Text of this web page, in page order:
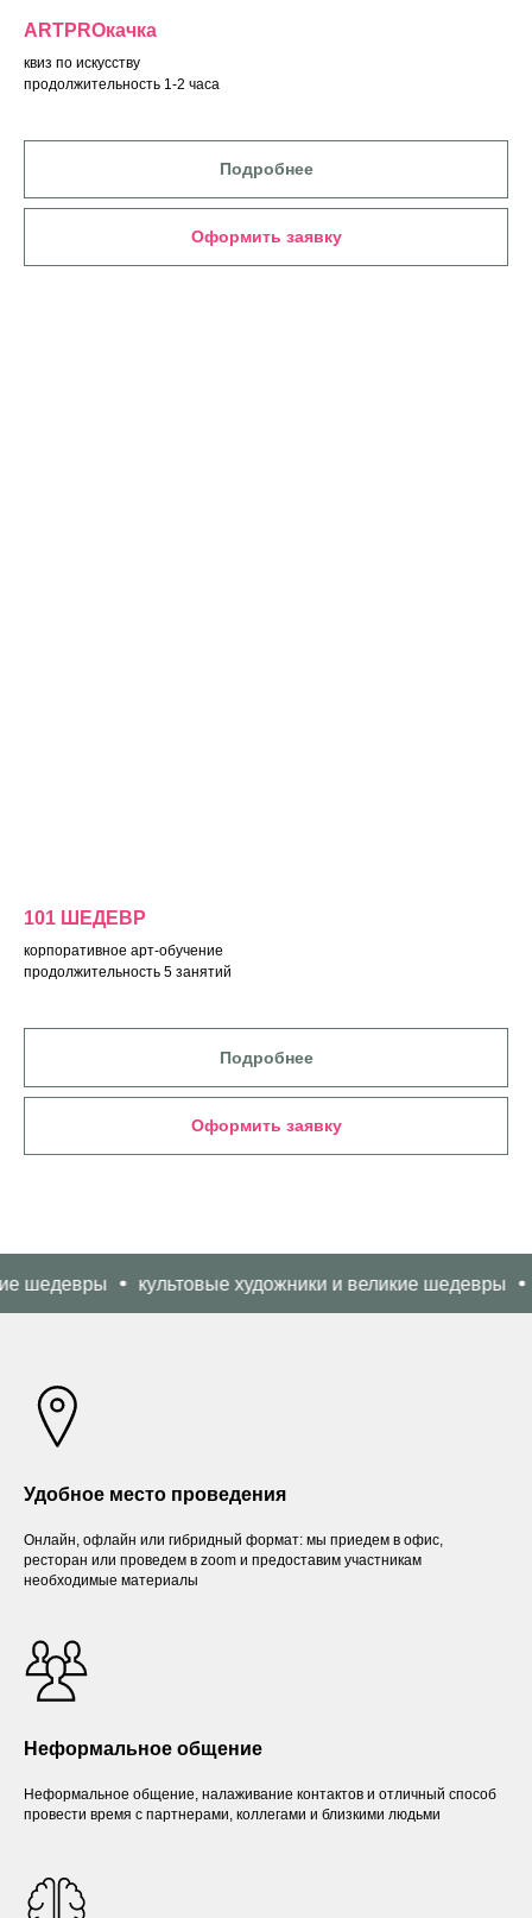
ARTPROкачка
квиз по искусству
продолжительность 1-2 часа
Подробнее
Оформить заявку
101 ШЕДЕВР
корпоративное арт-обучение
продолжительность 5 занятий
Подробнее
Оформить заявку
культовые художники и великие шедевры
Удобное место проведения
Онлайн, офлайн или гибридный формат: мы приедем в офис,
ресторан или проведем в zoom и предоставим участникам
необходимые материалы
Неформальное общение
Неформальное общение, налаживание контактов и отличный способ
провести время с партнерами, коллегами и близкими людьми